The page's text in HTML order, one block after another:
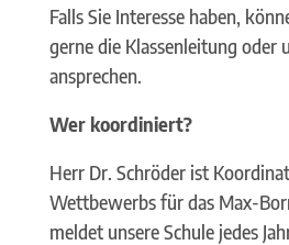
Falls Sie Interesse haben,
gerne die Klassenleitung oder
ansprechen.
Wer koordiniert?
Herr Dr. Schröder ist
Wettbewerbs für das Max-
meldet unsere Schule jedes